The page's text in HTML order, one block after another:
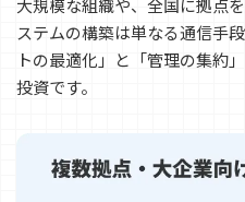
ステムの構築は単なる通信手
トの最適化」と「管理の集約
投資です。